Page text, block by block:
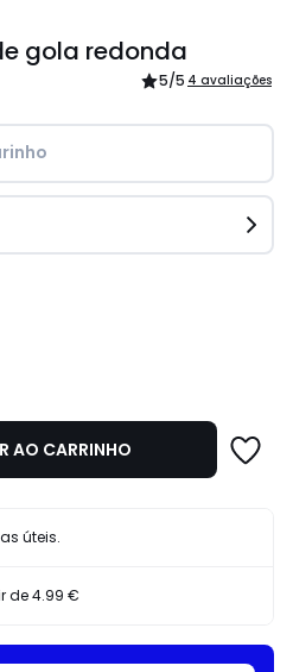
gola redonda
5/5 4 avaliações
AO CARRINHO
úteis.
de4.99 €